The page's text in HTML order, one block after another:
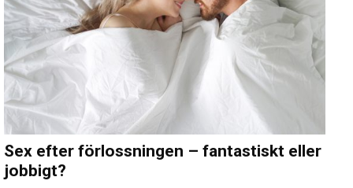
Sex efter förlossningen – fantastiskt eller
jobbigt?